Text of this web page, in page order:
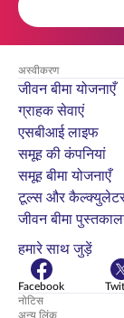
अस्वीकरण
जीवन बीमा योजनाएँ
ग्राहक सेवाएं
एसबीआई लाइफ
समूह की कंपनियां
समूह बीमा योजनाएँ
टूल्स और
जीवन बीमा
हमारे साथ जुड़ें
Facebook
नोटिस
अन्य लिंक